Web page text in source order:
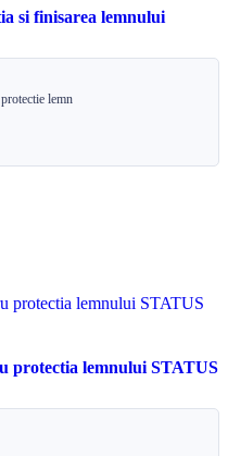
si finisarea lemnului
lemn
protectia lemnului STATUS